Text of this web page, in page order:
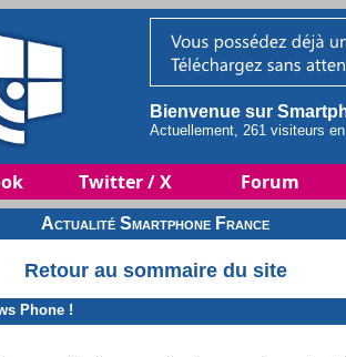
Bienvenue sur
Actuellement, 261 visiteurs
Twitter / X Forum
Actualité Smartphone France
Retour au sommaire du site
Phone !